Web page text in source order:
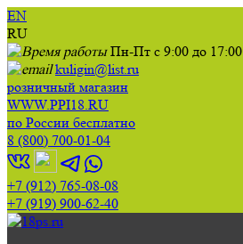
EN
RU
Пн-Пт с 9:00 до 17:00
kuligin@list.ru
розничный магазин
WWW.PPI18.RU
по России бесплатно
8 (800) 700-01-04
+7 (912) 765-08-08
+7 (919) 900-62-40